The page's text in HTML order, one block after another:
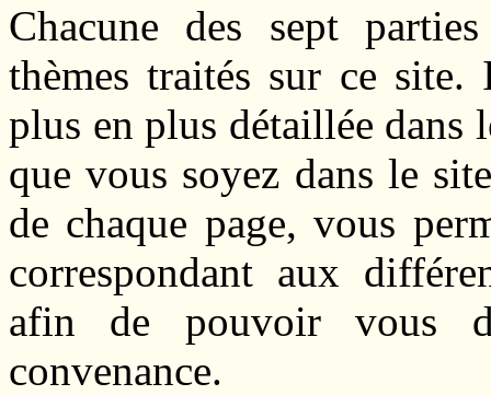
Chacune des sept
thèmes traités sur ce
plus en plus détaillée dans
que vous soyez dans le
de chaque page, vous
correspondant aux
afin de pouvoir vous
convenance.